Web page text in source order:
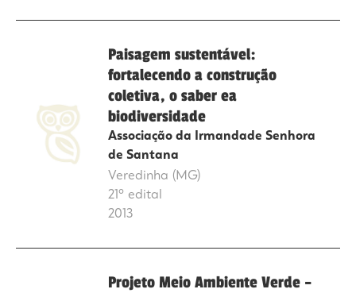
Paisagem sustentável:
fortalecendo a construção
coletiva, o saber ea
biodiversidade
Associação da Irmandade Senhora
de Santana
Veredinha (MG)
21º edital
2013
Projeto Meio Ambiente Verde –